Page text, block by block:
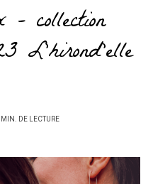
collection
L’hirond’elle
DE LECTURE